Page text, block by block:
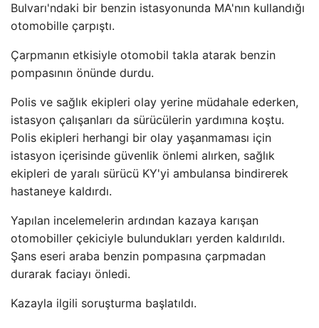
Bulvarı'ndaki bir benzin istasyonunda MA'nın kullandığı
otomobille çarpıştı.
Çarpmanın etkisiyle otomobil takla atarak benzin
pompasının önünde durdu.
Polis ve sağlık ekipleri olay yerine müdahale ederken,
istasyon çalışanları da sürücülerin yardımına koştu.
Polis ekipleri herhangi bir olay yaşanmaması için
istasyon içerisinde güvenlik önlemi alırken, sağlık
ekipleri de yaralı sürücü KY'yi ambulansa bindirerek
hastaneye kaldırdı.
Yapılan incelemelerin ardından kazaya karışan
otomobiller çekiciyle bulundukları yerden kaldırıldı.
Şans eseri araba benzin pompasına çarpmadan
durarak faciayı önledi.
Kazayla ilgili soruşturma başlatıldı.